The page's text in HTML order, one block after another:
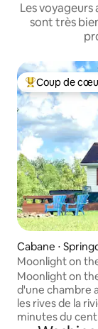
Les
sont très
Coups de
Coup de
Cabane ⋅
Moonlight on
rivière
Moonlight on
d'une chambre
les rives de la
minutes du